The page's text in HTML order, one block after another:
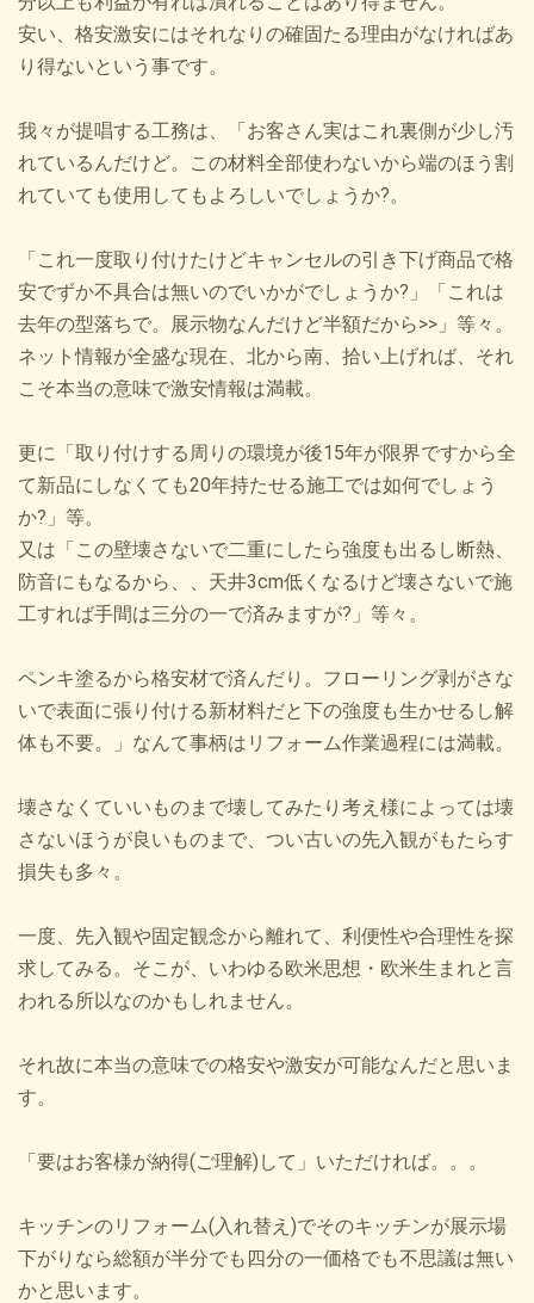
安い、格安激安にはそれなりの確固たる理由がなければあ
り得ないという事です。
我々が提唱する工務は、「お客さん実はこれ裏側が少し汚
れているんだけど。この材料全部使わないから端のほう割
れていても使用してもよろしいでしょうか?。
「これ一度取り付けたけどキャンセルの引き下げ商品で格
安でずか不具合は無いのでいかがでしょうか?」「これは
去年の型落ちで。展示物なんだけど半額だから>>」等々。
ネット情報が全盛な現在、北から南、拾い上げれば、それ
こそ本当の意味で激安情報は満載。
更に「取り付けする周りの環境が後15年が限界ですから全
て新品にしなくても20年持たせる施工では如何でしょう
か?」等。
又は「この壁壊さないで二重にしたら強度も出るし断熱、
防音にもなるから、、天井3cm低くなるけど壊さないで施
工すれば手間は三分の一で済みますが?」等々。
ペンキ塗るから格安材で済んだり。フローリング剥がさな
いで表面に張り付ける新材料だと下の強度も生かせるし解
体も不要。」なんて事柄はリフォーム作業過程には満載。
壊さなくていいものまで壊してみたり考え様によっては壊
さないほうが良いものまで、つい古いの先入観がもたらす
損失も多々。
一度、先入観や固定観念から離れて、利便性や合理性を探
求してみる。そこが、いわゆる欧米思想・欧米生まれと言
われる所以なのかもしれません。
それ故に本当の意味での格安や激安が可能なんだと思いま
す。
「要はお客様が納得(ご理解)して」いただければ。。。
キッチンのリフォーム(入れ替え)でそのキッチンが展示場
下がりなら総額が半分でも四分の一価格でも不思議は無い
かと思います。